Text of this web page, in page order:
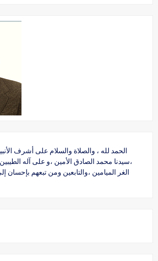
الحمد لله ، والصلاة والسلام على أشرف
،سيدنا محمد الصادق الأمين ،و على آله
الغر الميامين ،والتابعين ومن تبعهم بإحسان